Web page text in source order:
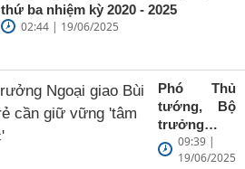
thứ ba nhiệm kỳ 2020 - 2025
02:44 | 19/06/2025
Phó Thủ
tướng, Bộ
trưởng
Ngoại giao
Bùi Thanh
09:39 |
19/06/2025